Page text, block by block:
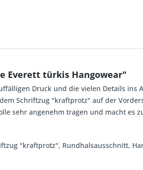
Everett türkis Hangowear"
Druck und die vielen Details ins
Schriftzug "kraftprotz" auf der
sehr angenehm tragen und macht es
"kraftprotz", Rundhalsausschnitt,